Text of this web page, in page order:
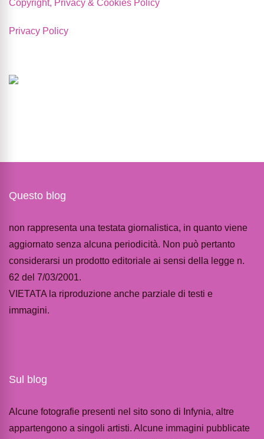
Copyright, Privacy & Cookies Policy
Privacy Policy
Questo blog
non rappresenta una testata giornalistica, in quanto viene
aggiornato senza alcuna periodicità. Non può pertanto
considerarsi un prodotto editoriale ai sensi della legge n.
62 del 7/03/2001.
VIETATA la riproduzione anche parziale di testi e
immagini.
Sul blog
Alcune fotografie presenti nel sito sono di Infynia, altre
appartengono a singoli artisti. Alcune immagini pubblicate